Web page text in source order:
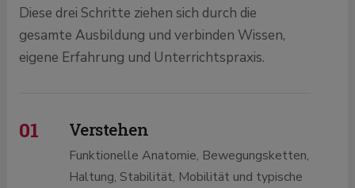
Diese drei Schritte ziehen sich durch die
gesamte Ausbildung und verbinden Wissen,
eigene Erfahrung und Unterrichtspraxis.
01 Verstehen
Funktionelle Anatomie, Bewegungsketten,
Haltung, Stabilität, Mobilität und typische